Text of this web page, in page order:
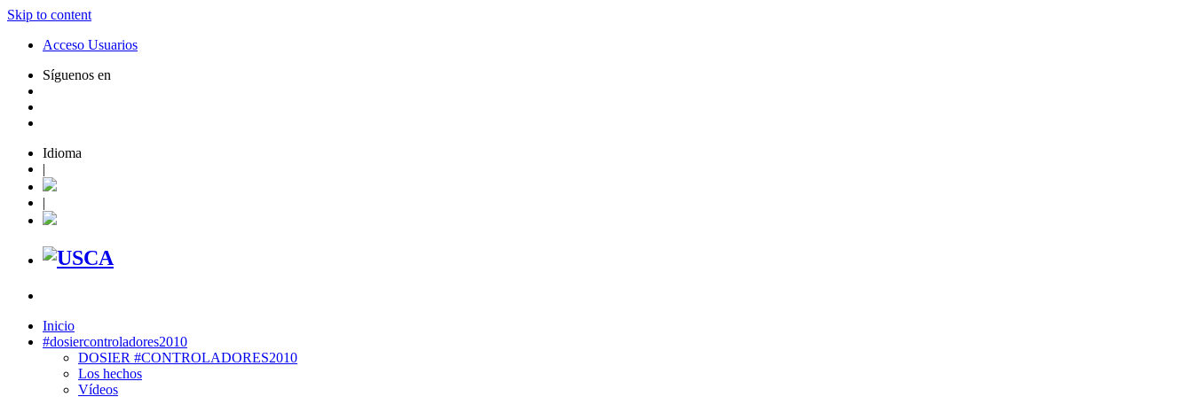
Skip to content
Acceso Usuarios
Síguenos en
Idioma
|
|
Inicio
#dosiercontroladores2010
DOSIER #CONTROLADORES2010
Los hechos
Vídeos